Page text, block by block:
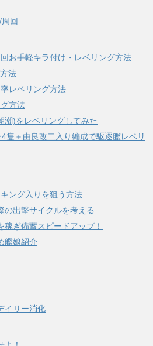
回
お手軽キラ付け・レベリング方法
法
レベリング方法
方法
潮)をレベリングしてみた
隻＋由良改二入り編成で駆逐艦レベリ
ング入りを狙う方法
の出撃サイクルを考える
ぎ備蓄スピードアップ！
艦娘紹介
イリー消化